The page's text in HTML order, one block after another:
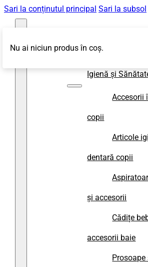
Sari la conținutul principal Sari la subsol
Igienă și
Accesorii
copii
Articole
dentară copii
și accesorii
Cădițe
accesorii baie
Nu ai niciun produs în coș.